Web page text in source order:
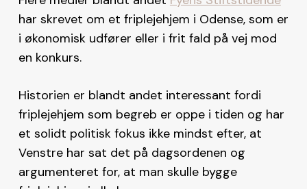
har skrevet om et friplejehjem i Odense, som er
i økonomisk udfører eller i frit fald på vej mod
en konkurs.
Historien er blandt andet interessant fordi
friplejehjem som begreb er oppe i tiden og har
et solidt politisk fokus ikke mindst efter, at
Venstre har sat det på dagsordenen og
argumenteret for, at man skulle bygge